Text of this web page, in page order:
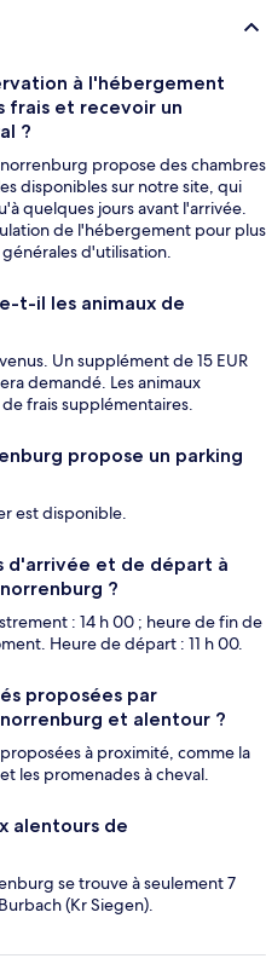
à l'hébergement
frais et recevoir un
?
propose des chambres
disponibles sur notre site, qui
quelques jours avant l'arrivée.
de l'hébergement pour plus
d'utilisation.
t-il les animaux de
Un supplément de 15 EUR
demandé. Les animaux
frais supplémentaires.
propose un parking
est disponible.
d'arrivée et de départ à
?
: 14 h 00 ; heure de fin de
Heure de départ : 11 h 00.
proposées par
et alentour ?
à proximité, comme la
les promenades à cheval.
alentours de
se trouve à seulement 7
(Kr Siegen).